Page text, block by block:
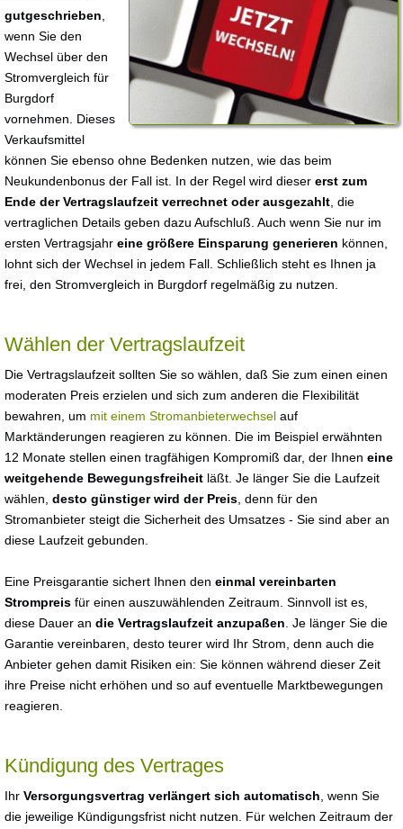
gutgeschrieben
wenn Sie den
Wechsel über den
Stromvergleich für
Burgdorf
vornehmen. Dieses
Verkaufsmittel
können Sie ebenso ohne Bedenken nutzen, wie das beim
Neukundenbonus der Fall ist. In der Regel wird dieser erst zum
Ende der Vertragslaufzeit verrechnet oder ausgezahlt , die
vertraglichen Details geben dazu Aufschluß. Auch wenn Sie nur im
ersten Vertragsjahr eine größere Einsparung generieren können,
lohnt sich der Wechsel in jedem Fall. Schließlich steht es Ihnen ja
frei, den Stromvergleich in Burgdorf regelmäßig zu nutzen.
Wählen der Vertragslaufzeit
Die Vertragslaufzeit sollten Sie so wählen, daß Sie zum einen einen
moderaten Preis erzielen und sich zum anderen die Flexibilität
bewahren, um mit einem Stromanbieterwechsel auf
Marktänderungen reagieren zu können. Die im Beispiel erwähnten
12 Monate stellen einen tragfähigen Kompromiß dar, der Ihnen eine
weitgehende Bewegungsfreiheit läßt. Je länger Sie die Laufzeit
wählen, desto günstiger wird der Preis , denn für den
Stromanbieter steigt die Sicherheit des Umsatzes - Sie sind aber an
diese Laufzeit gebunden.
Eine Preisgarantie sichert Ihnen den einmal vereinbarten
Strompreis für einen auszuwählenden Zeitraum. Sinnvoll ist es,
diese Dauer an die Vertragslaufzeit anzupaßen . Je länger Sie die
Garantie vereinbaren, desto teurer wird Ihr Strom, denn auch die
Anbieter gehen damit Risiken ein: Sie können während dieser Zeit
ihre Preise nicht erhöhen und so auf eventuelle Marktbewegungen
reagieren.
Kündigung des Vertrages
Ihr Versorgungsvertrag verlängert sich automatisch , wenn Sie
die jeweilige Kündigungsfrist nicht nutzen. Für welchen Zeitraum der